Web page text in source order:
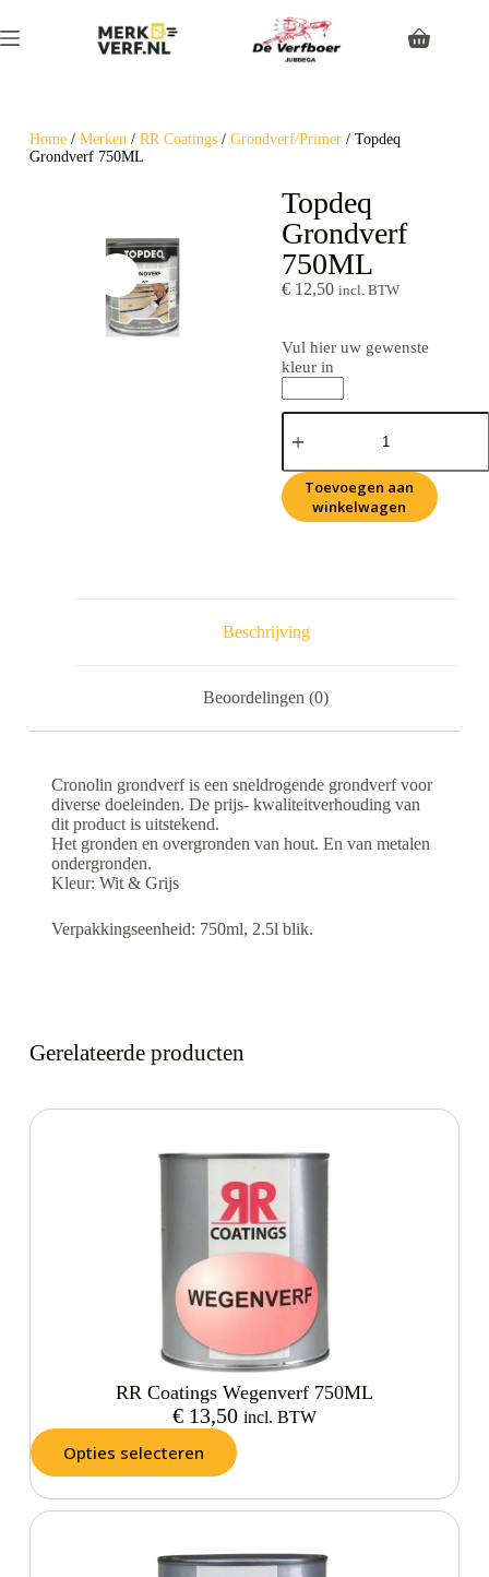
Home/ Merken/ RR Coatings/ Grondverf/Primer/ Topdeq
Grondverf 750ML
Topdeq
Grondverf
750ML
€12,50 incl. BTW
Vul hier uw gewenste
kleur in
Toevoegen aan
winkelwagen
Beschrijving
Beoordelingen (0)
Cronolin grondverf is een sneldrogende grondverf voor
diverse doeleinden. De prijs- kwaliteitverhouding van
dit product is uitstekend.
Het gronden en overgronden van hout. En van metalen
ondergronden.
Kleur: Wit & Grijs
Verpakkingseenheid: 750ml, 2.5l blik.
Gerelateerde producten
RR Coatings Wegenverf 750ML
€13,50 incl. BTW
Opties selecteren